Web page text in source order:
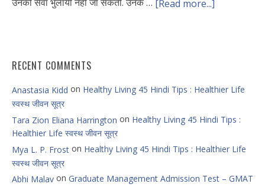
[Read more...]
RECENT COMMENTS
Anastasia Kidd on Healthy Living 45 Hindi Tips : Healthier Life
स्वस्थ जीवन सूत्र
Tara Zion Eliana Harrington on Healthy Living 45 Hindi Tips :
Healthier Life स्वस्थ जीवन सूत्र
Mya L. P. Frost on Healthy Living 45 Hindi Tips : Healthier Life
स्वस्थ जीवन सूत्र
Abhi Malav on Graduate Management Admission Test – GMAT